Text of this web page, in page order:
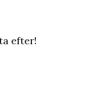
efter!